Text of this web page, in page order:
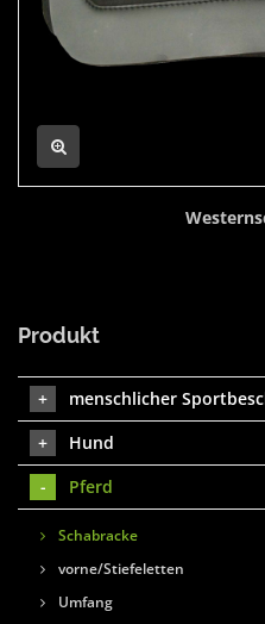
Produkt
menschlicher
Hund
Pferd
Schabracke
vorne/Stiefeletten
Umfang